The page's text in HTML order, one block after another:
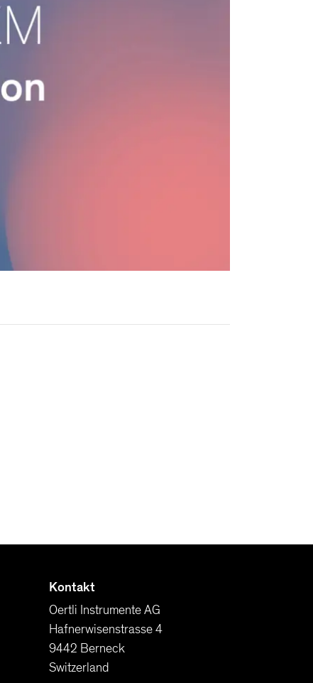
Kontakt
Oertli Instrumente AG
Hafnerwisenstrasse 4
9442 Berneck
Switzerland